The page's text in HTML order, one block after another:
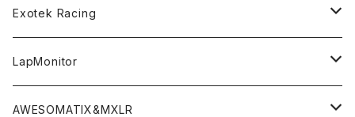
Option Parts For TRF420,420X
Option Parts For TA08/TA08R
TA08
Option Parts For XRAY T4
CREST ESC
CREST X EVO
CRESR RS120
CREST Stocki Motor
CREST Modi Motor
LMH （1/10 190mm）
Accessories＜バッグ/その他製品＞
Stencils＜エアブラシ用ステンシル＞
SP1＜組立キット／スペアー＆オプションパーツ＞
SP1-F＜組立キット／スペアー＆オプションパーツ＞
Awesomatix
Bodyshell Accessories
Setup Tools
Pit Accessories
Exotek Racing
Bodies
F1ULTRA
LapMonitor
Decoder
AWESOMATIX&MXLR